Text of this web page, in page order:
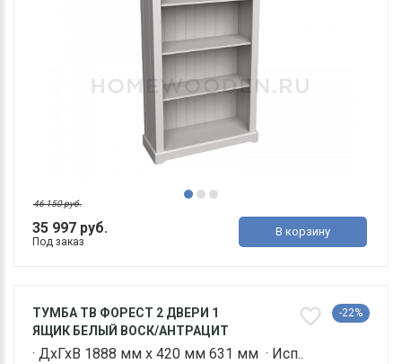
35 997 руб.
46 150 руб.
Под заказ
В корзину
ТУМБА ТВ ФОРЕСТ 2 ДВЕРИ 1
ЯЩИК БЕЛЫЙ ВОСК/АНТРАЦИТ
-22%
· ДхГхВ 1888 мм х 420 мм 631 мм · Исп..